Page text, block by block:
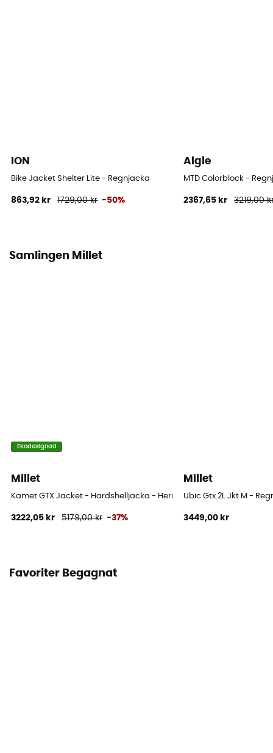
ION
Bike Jacket Shelter Lite - Regnjacka
863,92 kr 1729,00 kr -50%
Aigle
MTD Colorblock -
2367,65 kr 3219,00
Samlingen Millet
Ekodesignad
Millet
Kamet GTX Jacket - Hardshelljacka - Herr
3222,05 kr 5179,00 kr -37%
Millet
Ubic Gtx 2L Jkt M -
3449,00 kr
Favoriter Begagnat